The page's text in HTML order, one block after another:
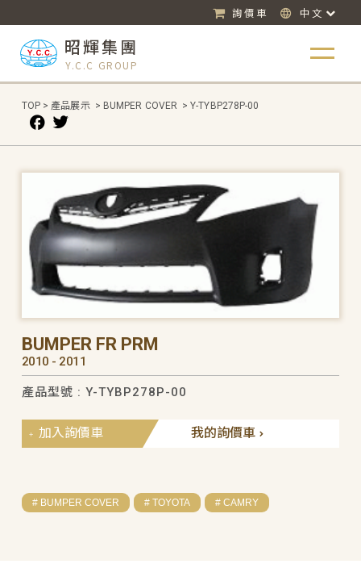
詢價車 中文
昭輝集團
Y.C.C GROUP
TOP > 產品展示 > BUMPER COVER > Y-TYBP278P-00
BUMPER FR PRM
2010 - 2011
產品型號 : Y-TYBP278P-00
我的詢價車
加入詢價車
# BUMPER COVER # TOYOTA # CAMRY